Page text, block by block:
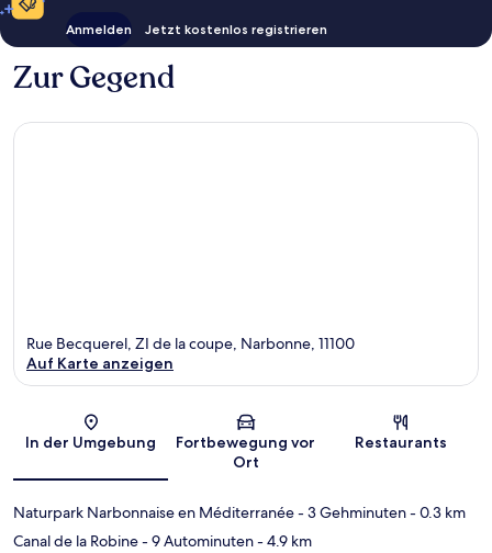
Anmelden Jetzt kostenlos registrieren
Zur Gegend
Karte
Rue Becquerel, ZI de la coupe, Narbonne, 11100
Auf Karte anzeigen
In der Umgebung
Fortbewegung vor
Ort
Restaurants
Naturpark Narbonnaise en Méditerranée- 3 Gehminuten- 0.3 km
Canal de la Robine- 9 Autominuten- 4.9 km